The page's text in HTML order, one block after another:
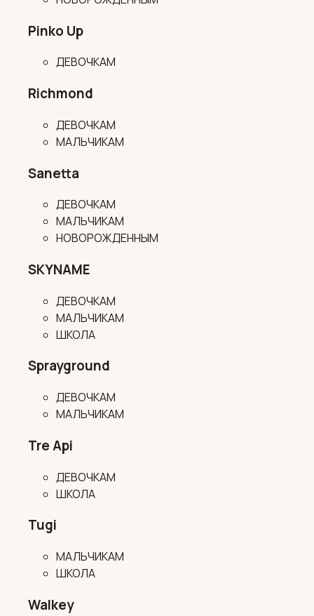
Pinko Up
ДЕВОЧКАМ
Richmond
ДЕВОЧКАМ
МАЛЬЧИКАМ
Sanetta
ДЕВОЧКАМ
МАЛЬЧИКАМ
НОВОРОЖДЕННЫМ
SKYNAME
ДЕВОЧКАМ
МАЛЬЧИКАМ
ШКОЛА
Sprayground
ДЕВОЧКАМ
МАЛЬЧИКАМ
Tre Api
ДЕВОЧКАМ
ШКОЛА
Tugi
МАЛЬЧИКАМ
ШКОЛА
Walkey